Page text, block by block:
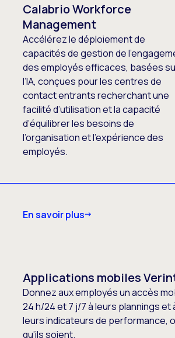
Calabrio Workforce
Management
Accélérez le déploiement de
capacités de gestion de
des employés efficaces, basées
l’IA, conçues pour les centres de
contact entrants recherchant une
facilité d’utilisation et la capacité
d’équilibrer les besoins de
l’organisation et l’expérience des
employés.
En savoir plus
Applications mobiles
Donnez aux employés un accès
24 h/24 et 7 j/7 à leurs plannings et
leurs indicateurs de performance,
qu’ils soient.